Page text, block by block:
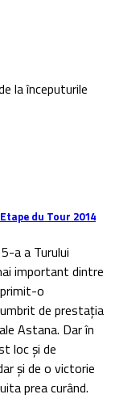
la începuturile
du Tour 2014
important dintre
o
de prestația
Astana. Dar în
loc și de
și de o victorie
prea curând.